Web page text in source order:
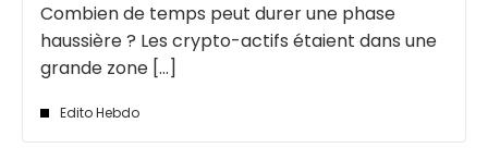
Combien de temps peut durer une phase
haussière ? Les crypto-actifs étaient dans une
grande zone [...]
Edito Hebdo